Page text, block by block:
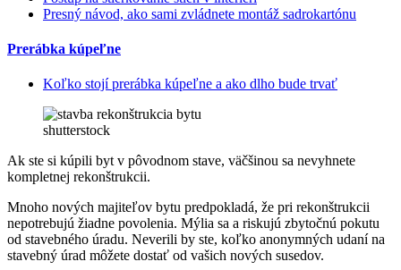
Presný návod, ako sami zvládnete montáž sadrokartónu
Prerábka kúpeľne
Koľko stojí prerábka kúpeľne a ako dlho bude trvať
shutterstock
Ak ste si kúpili byt v pôvodnom stave, väčšinou sa nevyhnete
kompletnej rekonštrukcii.
Mnoho nových majiteľov bytu predpokladá, že pri rekonštrukcii
nepotrebujú žiadne povolenia. Mýlia sa a riskujú zbytočnú pokutu
od stavebného úradu. Neverili by ste, koľko anonymných udaní na
stavebný úrad môžete dostať od vašich nových susedov.